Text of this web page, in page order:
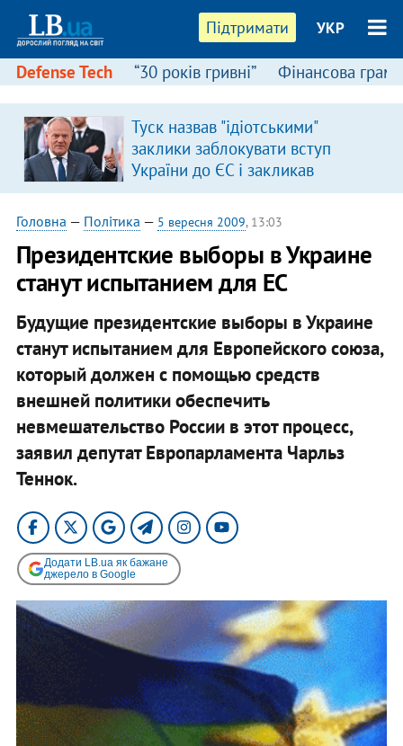
Підтримати УКР
Defense Tech “30 років гривні” Фінансова
Туск назвав "ідіотськими"
заклики заблокувати вступ
України до ЄС і закликав
припинити антиукраїнську
риторику
Головна — Політика — 5 вересня 2009, 13:03
Президентские выборы в Украине
станут испытанием для ЕС
Будущие президентские выборы в Украине
станут испытанием для Европейского союза,
который должен с помощью средств
внешней политики обеспечить
невмешательство России в этот процесс,
заявил депутат Европарламента Чарльз
Теннок.
Додати LB.ua як бажане
джерело в Google